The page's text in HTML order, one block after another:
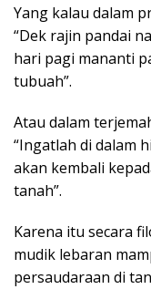
Yang kalau dalam
“Dek rajin pandai
hari pagi mananti
tubuah”.
Atau dalam
“Ingatlah di dalam
akan kembali
tanah”.
Karena itu secara
mudik lebaran
persaudaraan di